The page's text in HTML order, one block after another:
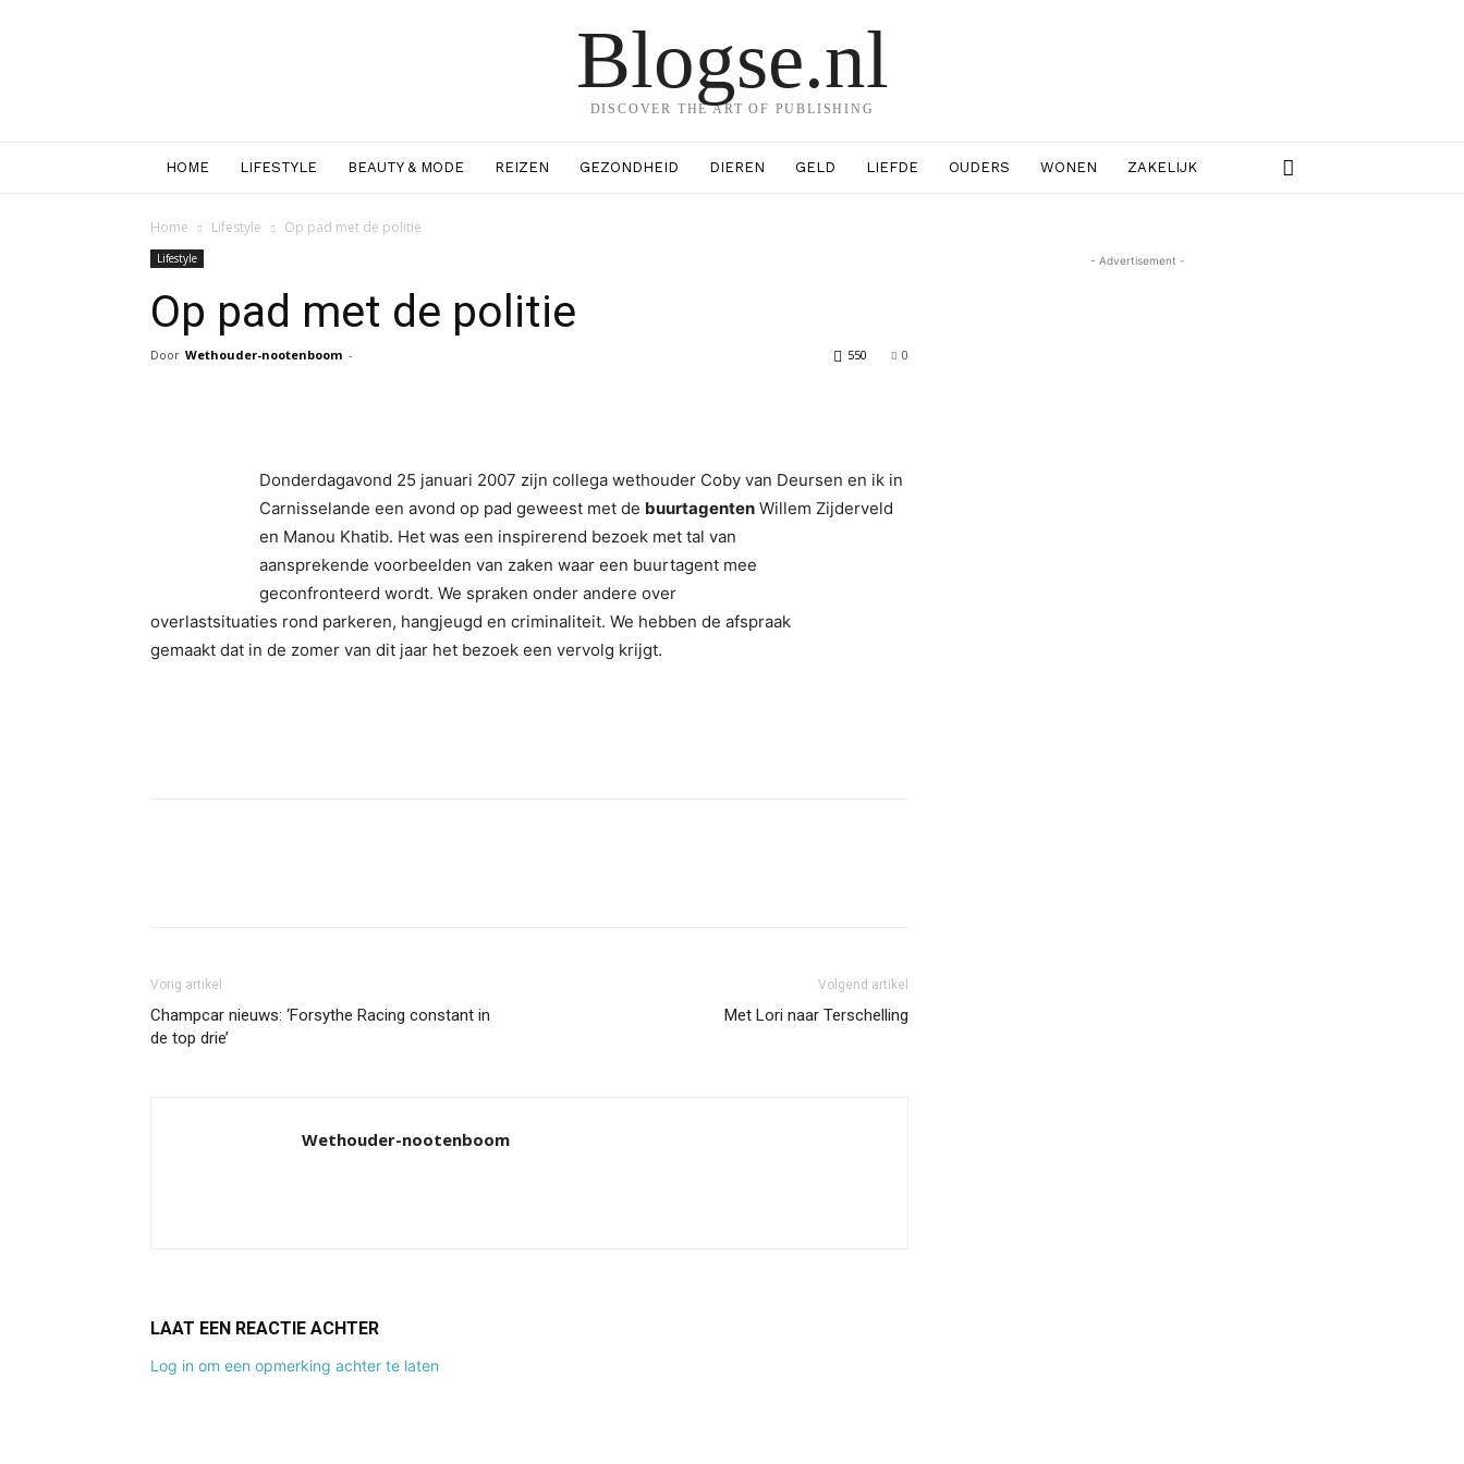
Blogse.nl
DISCOVER THE ART OF PUBLISHING
HOME LIFESTYLE BEAUTY & MODE REIZEN GEZONDHEID DIEREN GELD LIEFDE OUDERS WONEN ZAKELIJK
Home Lifestyle Op pad met de politie
Lifestyle
Op pad met de politie
Door Wethouder-nootenboom - 0
550
Donderdagavond 25 januari 2007 zijn collega wethouder Coby van Deursen en ik in
Carnisselande een avond op pad geweest met de buurtagenten Willem Zijderveld
en Manou Khatib. Het was een inspirerend bezoek met tal van
aansprekende voorbeelden van zaken waar een buurtagent mee
geconfronteerd wordt. We spraken onder andere over
overlastsituaties rond parkeren, hangjeugd en criminaliteit. We hebben de afspraak
gemaakt dat in de zomer van dit jaar het bezoek een vervolg krijgt.
Vorig artikel
Champcar nieuws: ‘Forsythe Racing constant in
de top drie’
Volgend artikel
Met Lori naar Terschelling
Wethouder-nootenboom
LAAT EEN REACTIE ACHTER
Log in om een opmerking achter te laten
- Advertisement -